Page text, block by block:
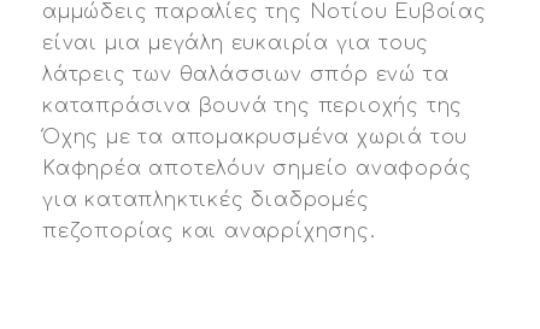
αμμώδεις παραλίες της Νοτίου Ευβοίας
είναι μια μεγάλη ευκαιρία για τους
λάτρεις των θαλάσσιων σπόρ ενώ τα
καταπράσινα βουνά της περιοχής της
Όχης με τα απομακρυσμένα χωριά του
Καφηρέα αποτελόυν σημείο αναφοράς
για καταπληκτικές διαδρομές
πεζοπορίας και αναρρίχησης.